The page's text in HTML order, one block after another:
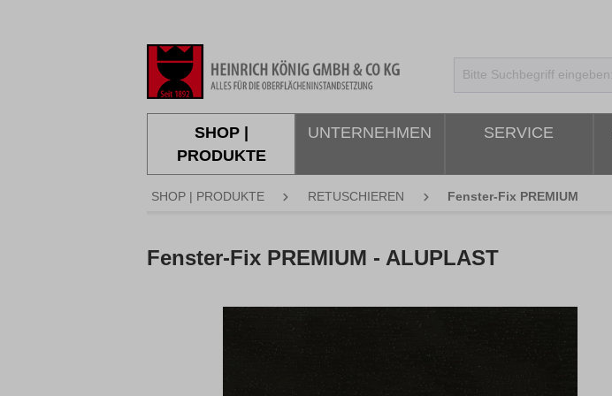
SHOP |
PRODUKTE
UNTERNEHMEN SERVICE
SHOP | PRODUKTE RETUSCHIEREN Fenster-Fix PREMIUM
Fenster-Fix PREMIUM - ALUPLAST